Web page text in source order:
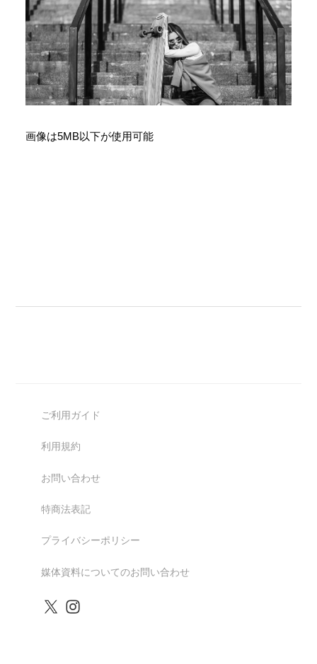
画像は5MB以下が使用可能
ご利用ガイド
利用規約
お問い合わせ
特商法表記
プライバシーポリシー
媒体資料についてのお問い合わせ